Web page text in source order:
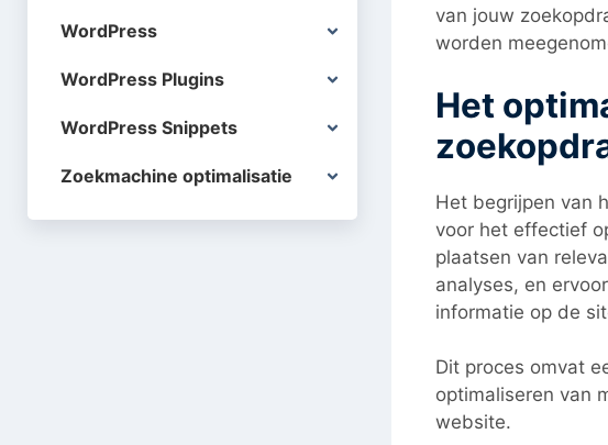
WordPress
WordPress Plugins
WordPress Snippets
Zoekmachine optimalisatie
van jouw
worden
Het
Het begrijpen van
voor het effectief
plaatsen van
analyses, en
informatie op de
Dit proces omvat
optimaliseren van
website.